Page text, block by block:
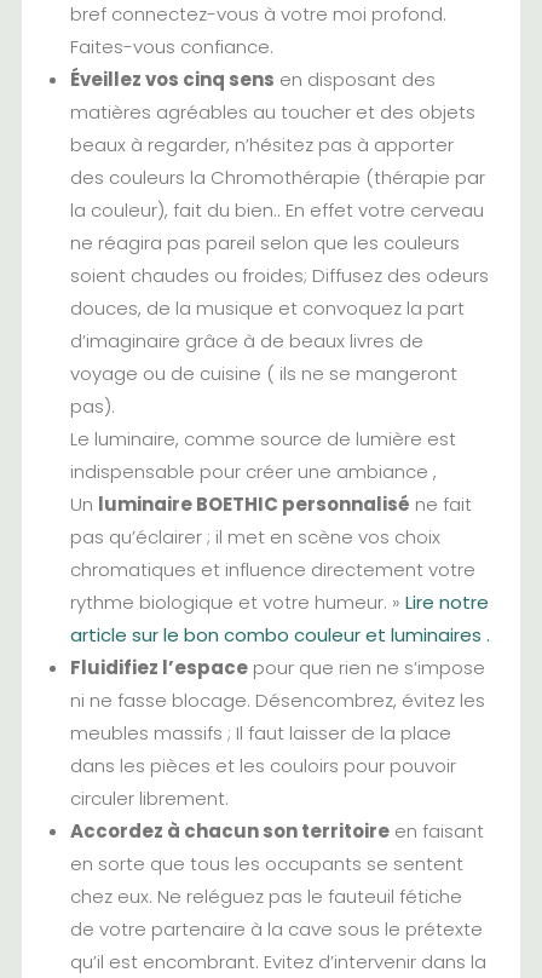
bref connectez-vous à votre moi profond.
Faites-vous confiance.
Éveillez vos cinq sens en disposant des
matières agréables au toucher et des objets
beaux à regarder, n’hésitez pas à apporter
des couleurs la Chromothérapie (thérapie par
la couleur), fait du bien.. En effet votre cerveau
ne réagira pas pareil selon que les couleurs
soient chaudes ou froides; Diffusez des odeurs
douces, de la musique et convoquez la part
d’imaginaire grâce à de beaux livres de
voyage ou de cuisine ( ils ne se mangeront
pas).
Le luminaire, comme source de lumière est
indispensable pour créer une ambiance ,
Un luminaire BOETHIC personnalisé ne fait
pas qu’éclairer ; il met en scène vos choix
chromatiques et influence directement votre
rythme biologique et votre humeur. » Lire notre
article sur le bon combo couleur et luminaires .
Fluidifiez l’espacepour que rien ne s’impose
ni ne fasse blocage. Désencombrez, évitez les
meubles massifs ; Il faut laisser de la place
dans les pièces et les couloirs pour pouvoir
circuler librement.
Accordez à chacun son territoireen faisant
en sorte que tous les occupants se sentent
chez eux. Ne reléguez pas le fauteuil fétiche
de votre partenaire à la cave sous le prétexte
qu’il est encombrant. Evitez d’intervenir dans la